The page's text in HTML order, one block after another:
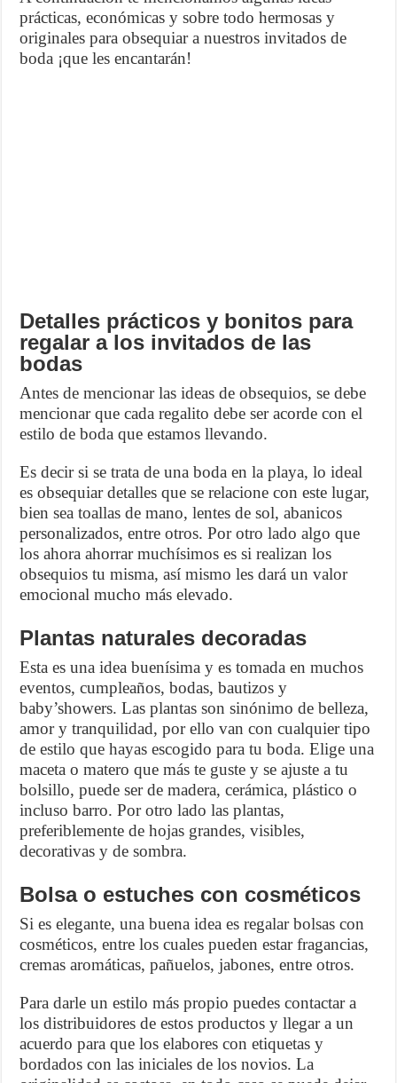
prácticas, económicas y sobre todo hermosas y
originales para obsequiar a nuestros invitados de
boda ¡que les encantarán!
Detalles prácticos y bonitos para
regalar a los invitados de las
bodas
Antes de mencionar las ideas de obsequios, se debe
mencionar que cada regalito debe ser acorde con el
estilo de boda que estamos llevando.
Es decir si se trata de una boda en la playa, lo ideal
es obsequiar detalles que se relacione con este lugar,
bien sea toallas de mano, lentes de sol, abanicos
personalizados, entre otros. Por otro lado algo que
los ahora ahorrar muchísimos es si realizan los
obsequios tu misma, así mismo les dará un valor
emocional mucho más elevado.
Plantas naturales decoradas
Esta es una idea buenísima y es tomada en muchos
eventos, cumpleaños, bodas, bautizos y
baby’showers. Las plantas son sinónimo de belleza,
amor y tranquilidad, por ello van con cualquier tipo
de estilo que hayas escogido para tu boda. Elige una
maceta o matero que más te guste y se ajuste a tu
bolsillo, puede ser de madera, cerámica, plástico o
incluso barro. Por otro lado las plantas,
preferiblemente de hojas grandes, visibles,
decorativas y de sombra.
Bolsa o estuches con cosméticos
Si es elegante, una buena idea es regalar bolsas con
cosméticos, entre los cuales pueden estar fragancias,
cremas aromáticas, pañuelos, jabones, entre otros.
Para darle un estilo más propio puedes contactar a
los distribuidores de estos productos y llegar a un
acuerdo para que los elabores con etiquetas y
bordados con las iniciales de los novios. La